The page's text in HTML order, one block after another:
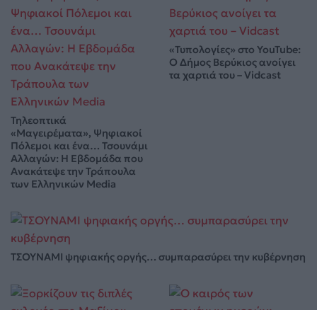
Τηλεοπτικά
«Μαγειρέματα», Ψηφιακοί
Πόλεμοι και ένα… Τσουνάμι
Αλλαγών: Η Εβδομάδα που
Ανακάτεψε την Τράπουλα
των Ελληνικών Media
«Τυπολογίες» στο YouTube:
Ο Δήμος Βερύκιος ανοίγει
τα χαρτιά του – Vidcast
ΤΣΟΥΝΑΜΙ ψηφιακής οργής… συμπαρασύρει την κυβέρνηση